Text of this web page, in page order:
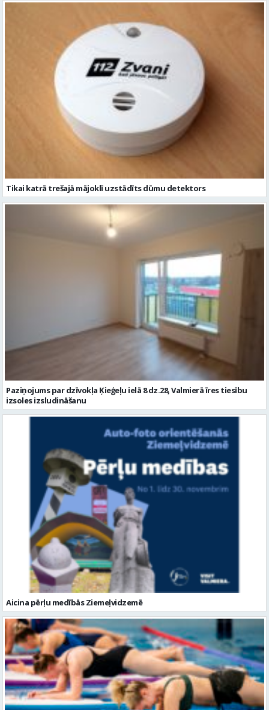
Tikai katrā trešajā mājoklī uzstādīts dūmu detektors
Paziņojums par dzīvokļa Ķieģeļu ielā 8 dz.28, Valmierā īres tiesību
izsoles izsludināšanu
Aicina pērļu medībās Ziemeļvidzemē